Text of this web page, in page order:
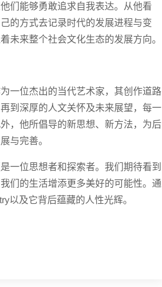
们能够勇敢追求自我表达。从他看
的方式去记录时代的发展进程与变
未来整个社会文化生态的发展方向。
一位杰出的当代艺术家，其创作道路
到深厚的人文关怀及未来展望，每一
，他所倡导的新思想、新方法，为后
与完善。
一位思想者和探索者。我们期待看到
们的生活增添更多美好的可能性。通
以及它背后蕴藏的人性光辉。